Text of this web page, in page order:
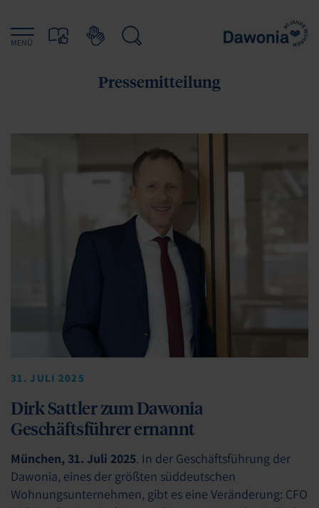
MENÜ
Pressemitteilung
31. JULI 2025
Dirk Sattler zum Dawonia
Geschäftsführer ernannt
München, 31. Juli 2025. In der Geschäftsführung der
Dawonia, eines der größten süddeutschen
Wohnungsunternehmen, gibt es eine Veränderung: CFO